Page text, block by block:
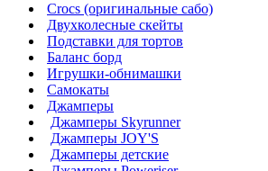
Crocs (оригинальные сабо)
Двухколесные скейты
Подставки для тортов
Баланс борд
Игрушки-обнимашки
Самокаты
Джамперы
Джамперы Skyrunner
Джамперы JOY'S
Джамперы детские